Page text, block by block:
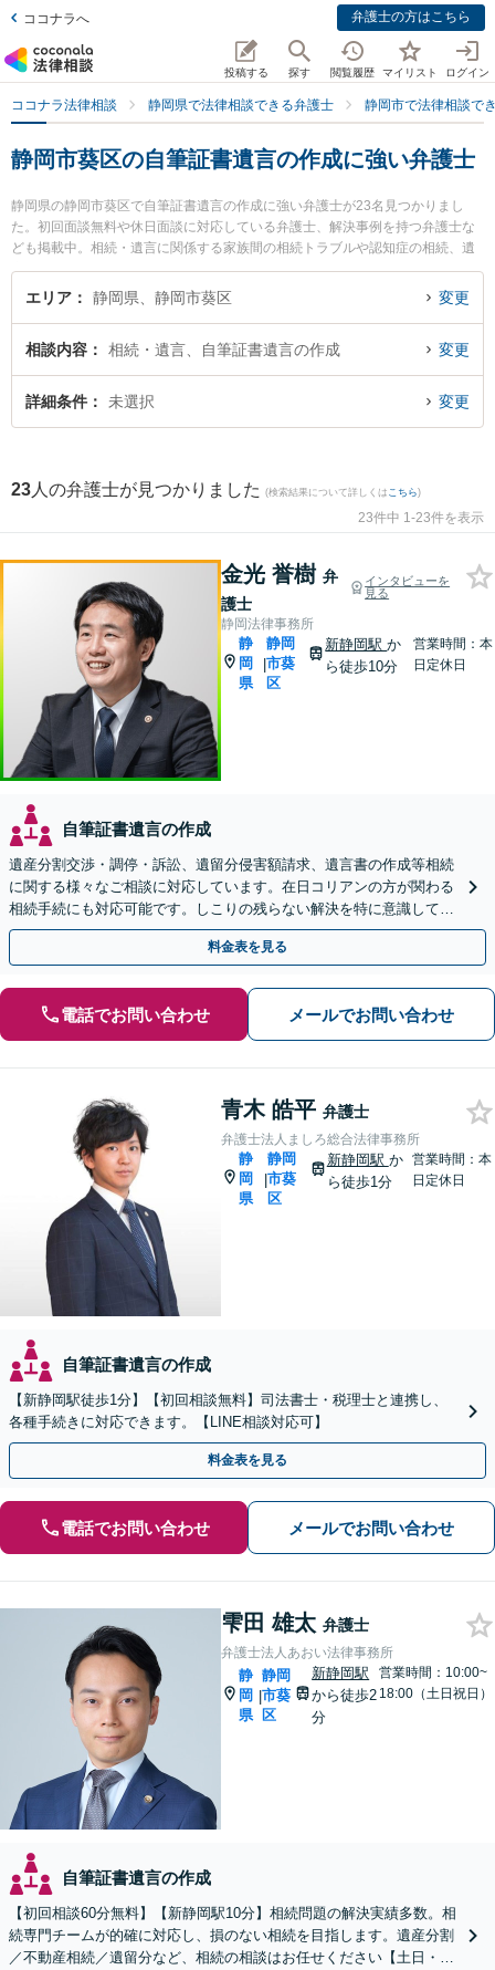
ココナラへ 弁護士の方はこちら
投稿する 探す 閲覧履歴 マイリスト ログイン
ココナラ法律相談 静岡県で法律相談できる弁護士 静岡市で法律相談で
静岡市葵区の自筆証書遺言の作成に強い弁護士
静岡県の静岡市葵区で自筆証書遺言の作成に強い弁護士が23名見つかりまし
た。初回面談無料や休日面談に対応している弁護士、解決事例を持つ弁護士な
ども掲載中。相続・遺言に関係する家族間の相続トラブルや認知症の相続、遺
産分割等の細かな分野での絞り込み検索もでき便利です。特に静岡法律事務所
の金光 誉樹弁護士や弁護士法人ましろ総合法律事務所の青木 皓平弁護士、弁護
遺言の作成のトラブルを今すぐに弁護士に相談したい』『自筆証書遺言の作成
のトラブル解決の実績豊富な近くの弁護士を検索したい』『初回相談無料で自
筆証書遺言の作成を法律相談できる静岡市葵区内の弁護士に相談予約したい』
エリア 静岡県、静岡市葵区 変更
相談内容 相続・遺言、自筆証書遺言の作成 変更
詳細条件 未選択 変更
23 人の弁護士が見つかりました (検索結果について詳しくは こちら)
23件中 1-23件を表示
金光 誉樹 弁
護士
インタビューを
見る
静岡法律事務所
静
岡
県
|
静岡
市葵
区
新静岡駅か
ら徒歩10分
営業時間：本
日定休日
自筆証書遺言の作成
遺産分割交渉・調停・訴訟、遺留分侵害額請求、遺言書の作成等相続
に関する様々なご相談に対応しています。在日コリアンの方が関わる
相続手続にも対応可能です。しこりの残らない解決を特に意識してい
ます。【新静岡駅10分】
料金表を見る
電話でお問い合わせ メールでお問い合わせ
青木 皓平 弁護士
弁護士法人ましろ総合法律事務所
静
岡
県
|
静岡
市葵
区
新静岡駅 か
ら徒歩1分
営業時間：本
日定休日
自筆証書遺言の作成
【新静岡駅徒歩1分】【初回相談無料】司法書士・税理士と連携し、
各種手続きに対応できます。【LINE相談対応可】
料金表を見る
電話でお問い合わせ メールでお問い合わせ
雫田 雄太 弁護士
弁護士法人あおい法律事務所
静
岡
県
|
静岡
市葵
区
新静岡駅
から徒歩2
分
営業時間：10:00~
18:00（土日祝日）
自筆証書遺言の作成
【初回相談60分無料】【新静岡駅10分】相続問題の解決実績多数。相
続専門チームが的確に対応し、損のない相続を目指します。遺産分割
／不動産相続／遺留分など、相続の相談はお任せください【土日・夜